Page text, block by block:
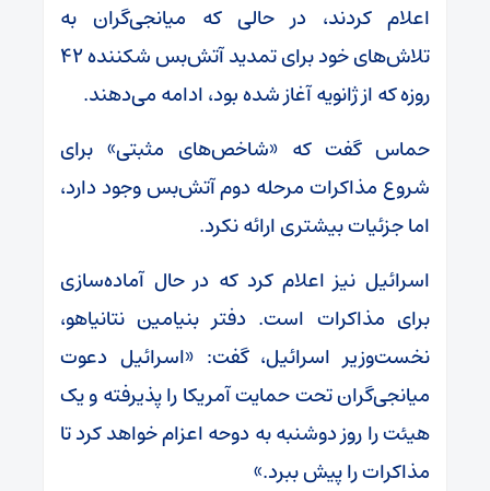
اعلام کردند، در حالی که میانجی‌گران به
تلاش‌های خود برای تمدید آتش‌بس شکننده ۴۲
روزه که از ژانویه آغاز شده بود، ادامه می‌دهند.
حماس گفت که «شاخص‌های مثبتی» برای
شروع مذاکرات مرحله دوم آتش‌بس وجود دارد،
اما جزئیات بیشتری ارائه نکرد.
اسرائیل نیز اعلام کرد که در حال آماده‌سازی
برای مذاکرات است. دفتر بنیامین نتانیاهو،
نخست‌وزیر اسرائیل، گفت: «اسرائیل دعوت
میانجی‌گران تحت حمایت آمریکا را پذیرفته و یک
هیئت را روز دوشنبه به دوحه اعزام خواهد کرد تا
مذاکرات را پیش ببرد.»